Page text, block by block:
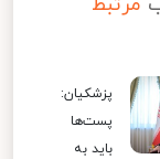
پزشکیان:
پست‌ها
باید به